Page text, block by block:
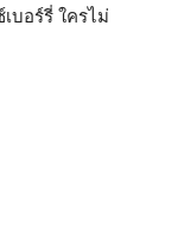
บอร์รี่ ใครไม่